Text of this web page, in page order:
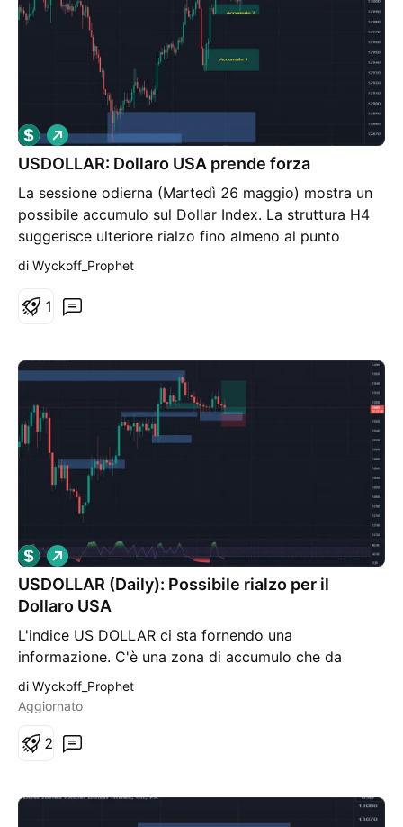
USDOLLAR: Dollaro USA prende forza
La sessione odierna (Martedì 26 maggio) mostra un
possibile accumulo sul Dollar Index. La struttura H4
suggerisce ulteriore rialzo fino almeno al punto
indicato dalla freccia. Questa situazione può avere
impatto sulle valute contro dollaro come EURUSD,
GBPUSD, USDCAD ecc.
L
o
n
di Wyckoff_Prophet
1
USDOLLAR (Daily): Possibile rialzo per il
Dollaro USA
L'indice US DOLLAR ci sta fornendo una
informazione. C'è una zona di accumulo che da
diversi giorni sta reggendo il peso delle vendite. A
breve avremo una risposta, o rottura a ribasso della
può essere un'opportunità entrare BUY attendendo
cui il rialzo fosse effettivo.
L
o
n
g
di Wyckoff_Prophet
Aggiornato
2